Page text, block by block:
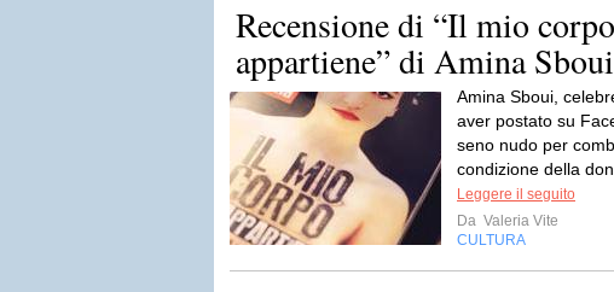
Recensione di “Il mio
appartiene” di Amina Sboui
Amina Sboui,
aver postato su
seno nudo per
condizione della
Leggere il seguito
Da Valeria Vite
CULTURA